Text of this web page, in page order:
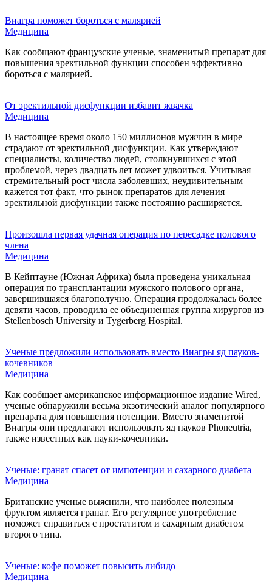
Виагра поможет бороться с малярией
Медицина
Как сообщают французские ученые, знаменитый препарат для
повышения эректильной функции способен эффективно
бороться с малярией.
От эректильной дисфункции избавит жвачка
Медицина
В настоящее время около 150 миллионов мужчин в мире
страдают от эректильной дисфункции. Как утверждают
специалисты, количество людей, столкнувшихся с этой
проблемой, через двадцать лет может удвоиться. Учитывая
стремительный рост числа заболевших, неудивительным
кажется тот факт, что рынок препаратов для лечения
эректильной дисфункции также постоянно расширяется.
Произошла первая удачная операция по пересадке полового
члена
Медицина
В Кейптауне (Южная Африка) была проведена уникальная
операция по трансплантации мужского полового органа,
завершившаяся благополучно. Операция продолжалась более
девяти часов, проводила ее объединенная группа хирургов из
Stellenbosch University и Tygerberg Hospital.
Ученые предложили использовать вместо Виагры яд пауков-
кочевников
Медицина
Как сообщает американское информационное издание Wired,
ученые обнаружили весьма экзотический аналог популярного
препарата для повышения потенции. Вместо знаменитой
Виагры они предлагают использовать яд пауков Phoneutria,
также известных как пауки-кочевники.
Ученые: гранат спасет от импотенции и сахарного диабета
Медицина
Британские ученые выяснили, что наиболее полезным
фруктом является гранат. Его регулярное употребление
поможет справиться с простатитом и сахарным диабетом
второго типа.
Ученые: кофе поможет повысить либидо
Медицина